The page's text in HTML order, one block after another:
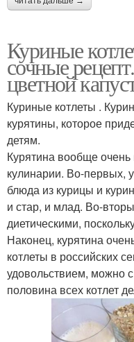
Куриные
сочные
цветной
Куриные котлеты .
курятины, которое
детям.
Курятина вообще
кулинарии. Во-первых,
блюда из курицы и
и стар, и млад. Во-
диетическими,
Наконец, курятина
котлеты в российских
удовольствием, можно
половина всех котлет